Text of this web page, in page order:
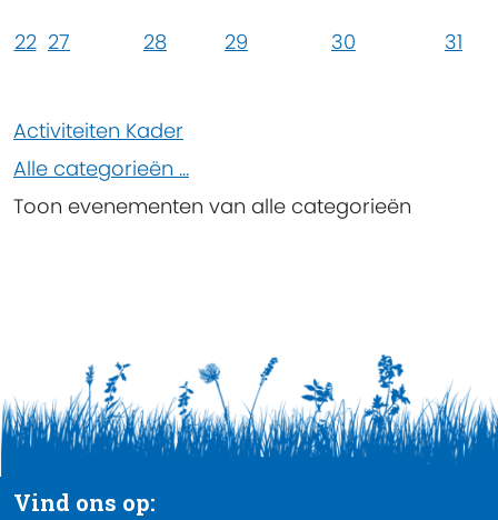
22 27 28 29 30 31
Activiteiten Kader
Alle categorieën ...
Toon evenementen van alle categorieën
Vind ons op: